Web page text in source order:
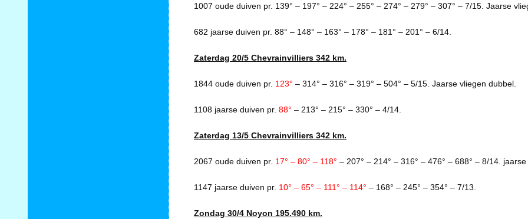
1007 oude duiven pr. 139° – 197° – 224° – 255° – 274° – 279° – 307° – 7/15. Jaarse
682 jaarse duiven pr. 88° – 148° – 163° – 178° – 181° – 201° – 6/14.
Zaterdag 20/5 Chevrainvilliers 342 km.
1844 oude duiven pr. 123° – 314° – 316° – 319° – 504° – 5/15. Jaarse vliegen dubbel.
1108 jaarse duiven pr. 88° – 213° – 215° – 330° – 4/14.
Zaterdag 13/5 Chevrainvilliers 342 km.
2067 oude duiven pr. 17° – 80° – 118° – 207° – 214° – 316° – 476° – 688° – 8/14.
1147 jaarse duiven pr. 10° – 65° – 111° – 114° – 168° – 245° – 354° – 7/13.
Zondag 30/4 Noyon 195.490 km.